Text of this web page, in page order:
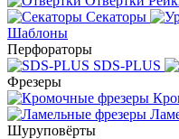
Секаторы
Шаблоны
Перфораторы
SDS-PLUS
Фрезеры
Шуруповёрты